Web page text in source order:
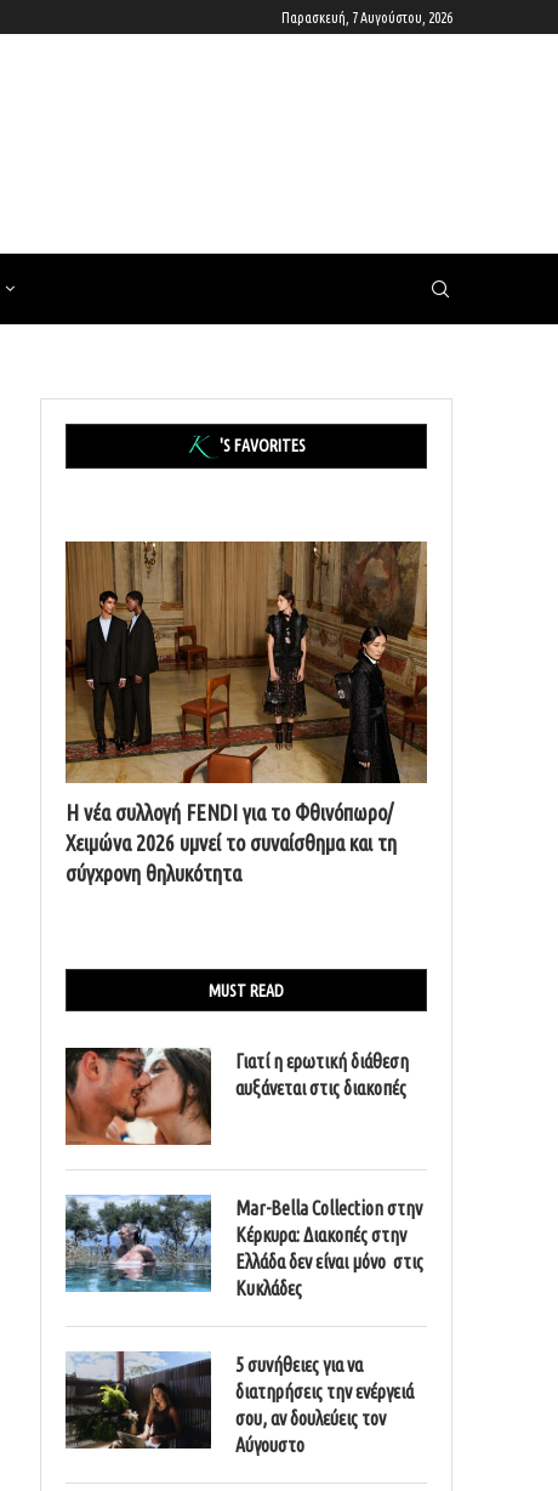
Παρασκευή, 7 Αυγούστου, 2026
'S FAVORITES
Η νέα συλλογή FENDI για το Φθινόπωρο/
Χειμώνα 2026 υμνεί το συναίσθημα και τη
σύγχρονη θηλυκότητα
MUST READ
Γιατί η ερωτική διάθεση
αυξάνεται στις διακοπές
Mar-Bella Collection στην
Κέρκυρα: Διακοπές στην
Ελλάδα δεν είναι μόνο στις
Κυκλάδες
5 συνήθειες για να
διατηρήσεις την ενέργειά
σου, αν δουλεύεις τον
Αύγουστο